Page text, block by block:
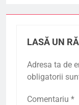
LASĂ UN
Adresa ta de
obligatorii
Comentariu *